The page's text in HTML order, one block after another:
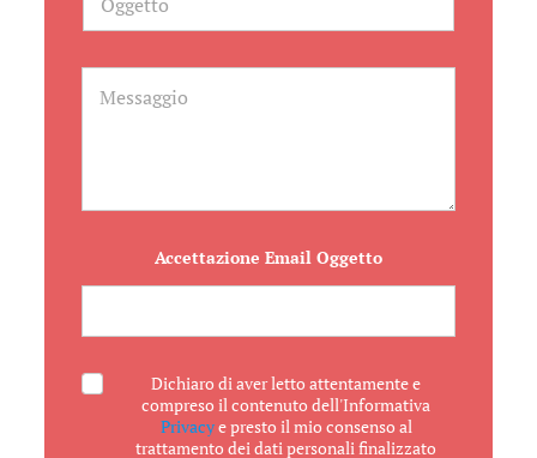
g
tM
i
Accettazione Email Oggetto
A
c
Dichiaro di aver letto attentamente e
compreso il contenuto dell'Informativa
Privacye presto il mio consenso al
trattamento dei dati personali finalizzato